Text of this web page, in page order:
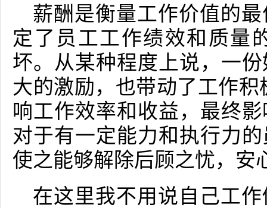
薪酬是衡量工作价值的
定了员工工作绩效和质量
坏。从某种程度上说，一
大的激励，也带动了工作
响工作效率和收益，最终
对于有一定能力和执行力
使之能够解除后顾之忧，安
在这里我不用说自己工